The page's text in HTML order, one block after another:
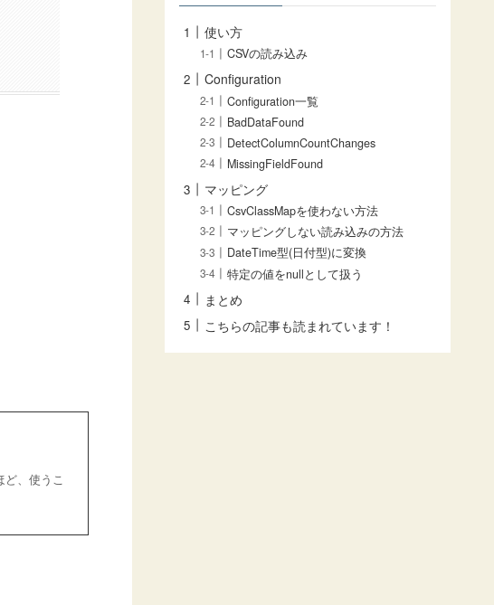
、使うこ
使い方
CSVの読み込み
Configuration
Configuration一覧
BadDataFound
DetectColumnCountChanges
MissingFieldFound
マッピング
CsvClassMapを使わない方法
マッピングしない読み込みの方法
DateTime型(日付型)に変換
特定の値をnullとして扱う
まとめ
こちらの記事も読まれています！